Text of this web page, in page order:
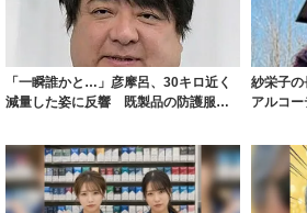
「一瞬誰かと…」彦摩呂、30キロ近く
減量した姿に反響 既製品の防護服が
紗栄子
アルコ